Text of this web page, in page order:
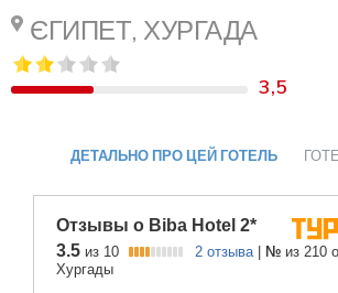
ЄГИПЕТ, ХУРГАДА
3,5
ДЕТАЛЬНО ПРО ЦЕЙ ГОТЕЛЬ